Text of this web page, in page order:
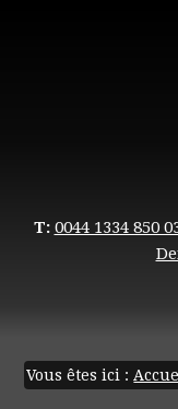
T: 0044 1334 850
Vous êtes ici :